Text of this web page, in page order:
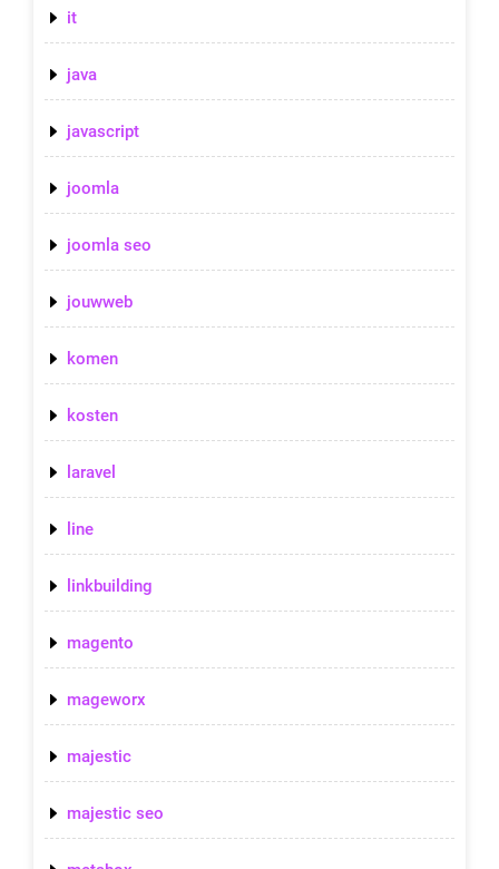
it
java
javascript
joomla
joomla seo
jouwweb
komen
kosten
laravel
line
linkbuilding
magento
mageworx
majestic
majestic seo